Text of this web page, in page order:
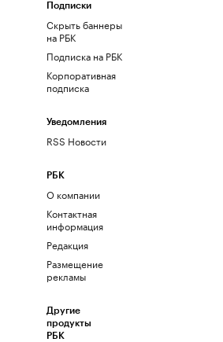
Подписки
Скрыть баннеры
на РБК
Подписка на РБК
Корпоративная
подписка
Уведомления
RSS Новости
РБК
О компании
Контактная
информация
Редакция
Размещение
рекламы
Другие
продукты
РБК